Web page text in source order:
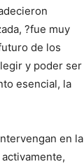
?fue muy
de los
y poder ser
esencial, la
en la